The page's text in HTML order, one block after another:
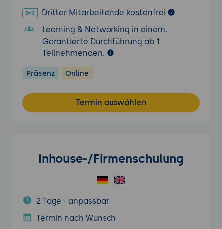
Dritter Mitarbeitende kostenfrei
Learning & Networking in einem.
Garantierte Durchführung ab 1
Teilnehmenden.
Präsenz Online
Termin auswählen
Inhouse-/Firmenschulung
2 Tage - anpassbar
Termin nach Wunsch